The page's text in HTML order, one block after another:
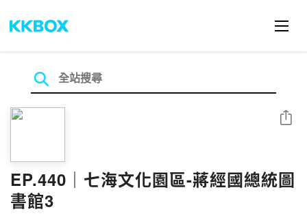
EP.440｜七海文化園區-蔣經國總統圖
書館3
分享